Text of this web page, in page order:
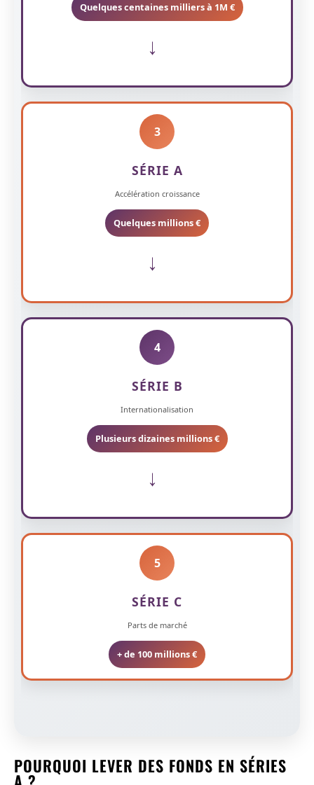
Quelques centaines milliers à 1M €
→
3
SÉRIE A
Accélération croissance
Quelques millions €
→
4
SÉRIE B
Internationalisation
Plusieurs dizaines millions €
→
5
SÉRIE C
Parts de marché
+ de 100 millions €
POURQUOI LEVER DES FONDS EN SÉRIES